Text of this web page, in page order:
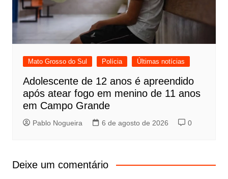
Mato Grosso do Sul Polícia Últimas notícias
Adolescente de 12 anos é apreendido
após atear fogo em menino de 11 anos
em Campo Grande
Pablo Nogueira 6 de agosto de 2026 0
Deixe um comentário